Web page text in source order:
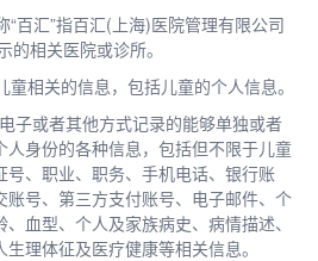
百汇”指百汇(上海)医院管理有限公司
的相关医院或诊所。
相关的信息，包括儿童的个人信息。
子或者其他方式记录的能够单独或者
身份的各种信息，包括但不限于儿童
、职业、职务、手机电话、银行账
账号、第三方支付账号、电子邮件、个
血型、个人及家族病史、病情描述、
理体征及医疗健康等相关信息。